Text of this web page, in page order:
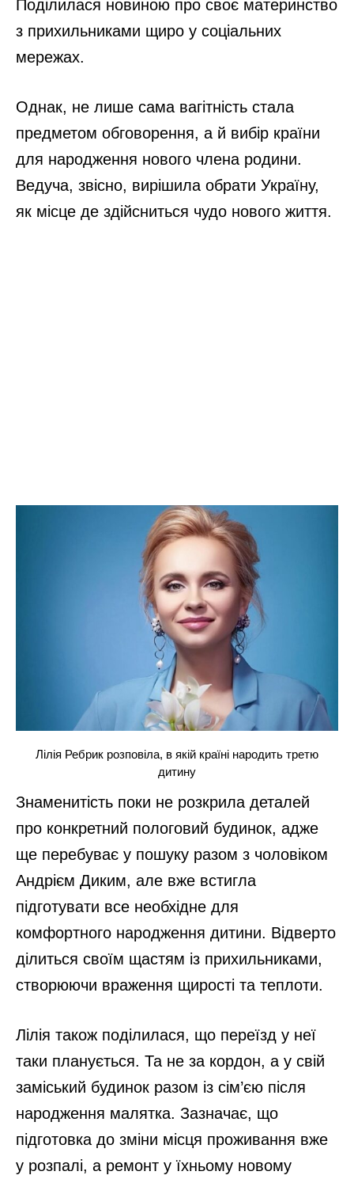
Поділилася новиною про своє материнство
з прихильниками щиро у соціальних
мережах.
Однак, не лише сама вагітність стала
предметом обговорення, а й вибір країни
для народження нового члена родини.
Ведуча, звісно, вирішила обрати Україну,
як місце де здійсниться чудо нового життя.
Лілія Ребрик розповіла, в якій країні народить третю
дитину
Знаменитість поки не розкрила деталей
про конкретний пологовий будинок, адже
ще перебуває у пошуку разом з чоловіком
Андрієм Диким, але вже встигла
підготувати все необхідне для
комфортного народження дитини. Відверто
ділиться своїм щастям із прихильниками,
створюючи враження щирості та теплоти.
Лілія також поділилася, що переїзд у неї
таки планується. Та не за кордон, а у свій
заміський будинок разом із сім’єю після
народження малятка. Зазначає, що
підготовка до зміни місця проживання вже
у розпалі, а ремонт у їхньому новому